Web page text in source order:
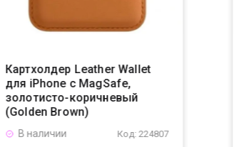
Картхолдер Leather Wallet
для iPhone с MagSafe,
золотисто-коричневый
(Golden Brown)
Код: 224807
В наличии